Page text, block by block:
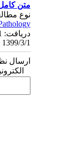
متن کامل194 kb]
نوع
Pathology
1399/3/1
ارسال